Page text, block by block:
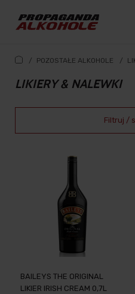
/ POZOSTAŁE ALKOHOLE /
LIKIERY & NALEWKI
Filtruj /
BAILEYS THE ORIGINAL
LIKIER IRISH CREAM 0,7L